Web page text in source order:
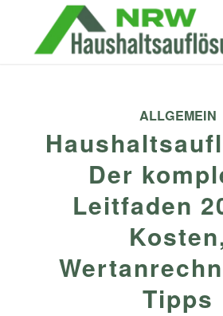
ALLGEMEIN
Der
Leitfaden
Tipps